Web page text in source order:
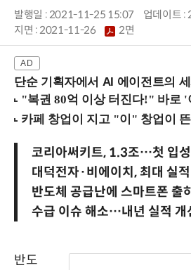
발행일 : 2021-11-25 15:07
업데이트
지면 :2021-11-26 2면
단순 기획자에서 AI 에이전트의 세계관을 만드는 지식
코리아써키트, 1.3조…첫 입
대덕전자·비에이치, 최대 실
반도체 공급난에 스마트폰 출
수급 이슈 해소…내년 실적 개
반도